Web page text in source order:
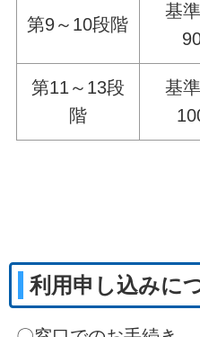
第9～10段階
基
第11～13段
階
基
利用申し込みに